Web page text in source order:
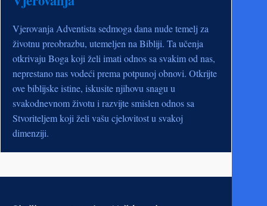
Vjerovanja Adventista sedmoga dana nude temelj za
životnu preobrazbu, utemeljen na Bibliji. Ta učenja
otkrivaju Boga koji želi imati odnos sa svakim od nas,
neprestano nas vodeći prema potpunoj obnovi. Otkrijte
ove biblijske istine, iskusite njihovu snagu u
svakodnevnom životu i razvijte smislen odnos sa
Stvoriteljem koji želi vašu cjelovitost u svakoj
dimenziji.